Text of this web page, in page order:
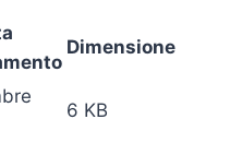
Dimensione
6 KB